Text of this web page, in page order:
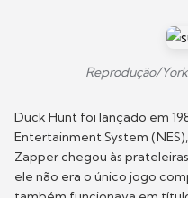
Reprodução/
Duck Hunt foi lançado em
Entertainment System
Zapper chegou às
ele não era o único jogo